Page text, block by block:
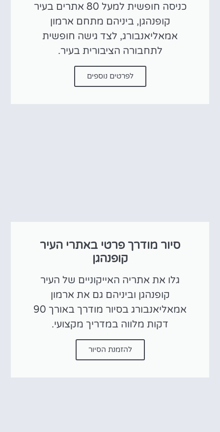
כניסה חופשית למעל 80 אתרים בעיר
קופנהגן, ביניהם מתחם ארמון
אמאליאנבורג, לצד גישה חופשית
לתחבורה הציבורית בעיר.
לפרטים נוספים
סיור מודרך פרטי באתרי העיר
קופנהגן
גלו את אתריה האייקוניים של העיר
קופנהגן וביניהם גם את ארמון
אמאליאנבורג בסיור מודרך באורך 90
דקות מלווה במדריך מקצועי.
להזמנת הסיור